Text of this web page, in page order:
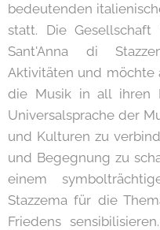
bedeutenden
statt. Die Gesellschaft
Sant'Anna di
Aktivitäten und möchte
die Musik in all ihren
Universalsprache der
und Kulturen zu
und Begegnung zu
einem
Stazzema für die
Friedens